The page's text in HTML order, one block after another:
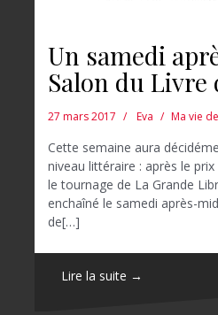
Un samedi
Salon du Livre
27 mars 2017 Eva Ma vie
Cette semaine aura
niveau littéraire : après le
le tournage de La Grande
enchaîné le samedi après-
de[…]
Lire la suite →